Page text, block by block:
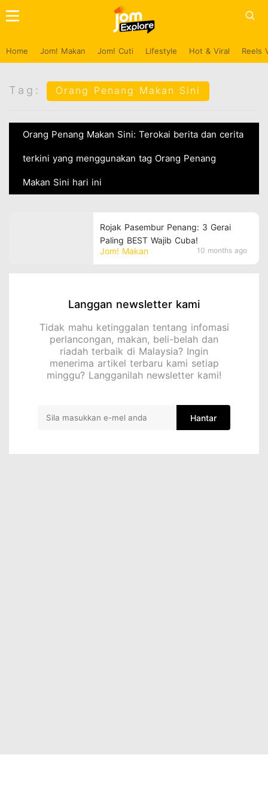
Home Jom! Makan Jom! Cuti Lifestyle Hot & Viral Reels
Tag: Orang Penang Makan Sini
Orang Penang Makan Sini: Terokai berita dan cerita
terkini yang menggunakan tag Orang Penang
Makan Sini hari ini
Jom! Makan 10 months ago
Rojak Pasembur Penang: 3 Gerai
Paling BEST Wajib Cuba!
Langgan newsletter kami
Tidak mahu ketinggalan tentang infomasi
perlancongan, makan, beli-belah dan
riadah terbaik di Malaysia? Ingin
menerima artikel terbaru kami setiap
minggu? Langganilah newsletter kami!
Hantar